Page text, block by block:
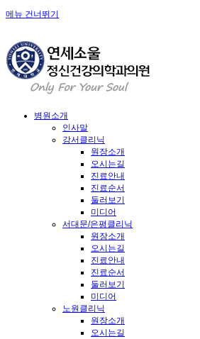
메뉴 건너뛰기
병원소개
인사말
강서클리닉
원장소개
오시는길
진료안내
진료순서
둘러보기
미디어
서대문/은평클리닉
원장소개
오시는길
진료안내
진료순서
둘러보기
미디어
노원클리닉
원장소개
오시는길